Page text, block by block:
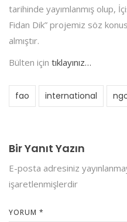
tarihinde yayımlanmış olup,
Fidan Dik” projemiz söz
almıştır.
Bülten için tıklayınız…
fao international
Bir Yanıt Yazın
E-posta adresiniz
işaretlenmişlerdir
YORUM *